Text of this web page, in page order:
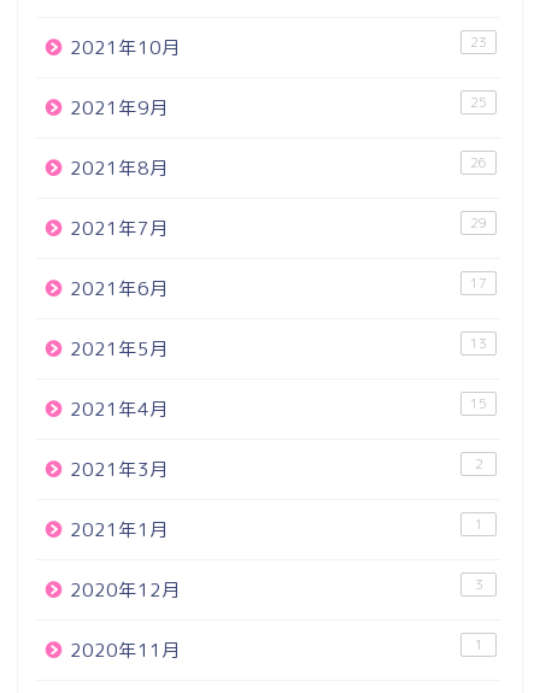
2021年10月 23
2021年9月 25
2021年8月 26
2021年7月 29
2021年6月 17
2021年5月 13
2021年4月 15
2021年3月 2
2021年1月 1
2020年12月 3
2020年11月 1